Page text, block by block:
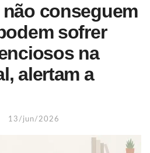
conseguem
sofrer
na
alertam a
13/jun/2026